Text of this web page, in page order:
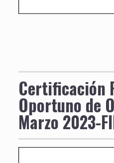
Certificación
Oportuno de
Marzo 2023-